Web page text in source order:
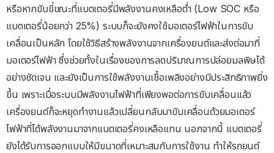
หรือหากขับขี่ขณะที่แบตเตอรี่มีพลังงานคงเหลือต่ำ (Low SOC หรือ
แบตเตอรี่น้อยกว่า 25%) ระบบก็จะยังคงใช้มอเตอร์ไฟฟ้าในการขับ
เคลื่อนเป็นหลัก โดยใช้วิธีสร้างพลังงานจากเครื่องยนต์และส่งต่อมาที่
มอเตอร์ไฟฟ้า ซึ่งช่วยทั้งในเรื่องของการลดปริมาณการปล่อยมลพิษได้
อย่างชัดเจน และยังเป็นการใช้พลังงานเชื้อเพลิงอย่างมีประสิทธิภาพยิ่ง
ขึ้น เพราะเมื่อระบบมีพลังงานไฟฟ้าที่เพียงพอต่อการขับเคลื่อนแล้ว
เครื่องยนต์ก็จะหยุดทำงานแล้วเปลี่ยนกลับมาขับเคลื่อนด้วยมอเตอร์
ไฟฟ้าที่ได้พลังงานมาจากแบตเตอรี่คงเหลือแทน นอกจากนี้ แบตเตอรี่
ยังได้รับการออกแบบให้มีขนาดที่เหมาะสมกับการใช้งาน ทำให้รถยนต์